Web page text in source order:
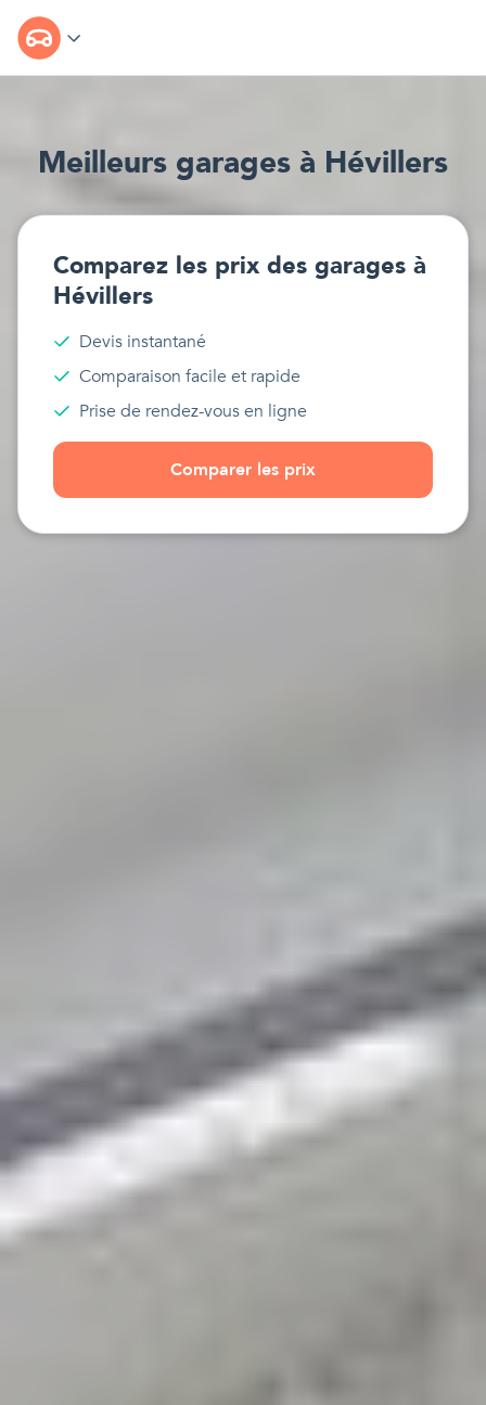
Meilleurs garages à Hévillers
Comparez les prix des garages à
Hévillers
Devis instantané
Comparaison facile et rapide
Prise de rendez-vous en ligne
Comparer les prix